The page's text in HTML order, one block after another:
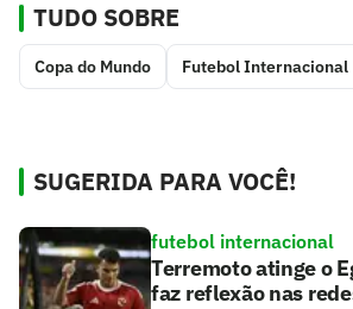
TUDO SOBRE
Copa do Mundo Futebol Internacional
SUGERIDA PARA VOCÊ!
futebol internacional
Terremoto atinge o
faz reflexão nas